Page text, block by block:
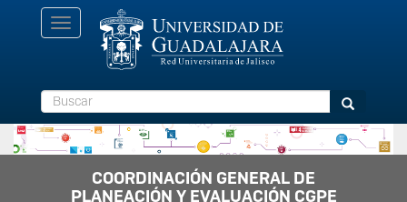
Toggle
navigation
Buscar Buscar
COORDINACIÓN GENERAL DE
PLANEACIÓN Y EVALUACIÓN CGPE